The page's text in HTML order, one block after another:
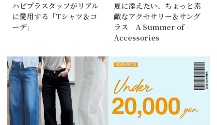
ハピプラスタッフがリアル
に愛用する「Tシャツ＆コ
ーデ」
夏に添えたい、ちょっと素
敵なアクセサリー＆サング
ラス｜A Summer of
Accessories